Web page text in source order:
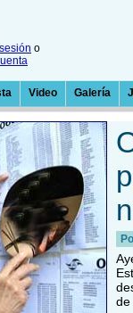
o
Video Galería
de